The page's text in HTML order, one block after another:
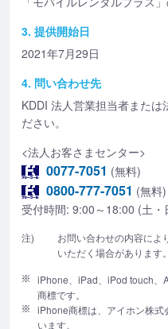
3. 提供開始日
2021年7月29日
4. 問い合わせ先
KDDI 法人営業担当者または
ださい。
<法人お客さまセンター>
0077-7051 (無料)
0800-777-7051 (無料)
受付時間: 9:00～18:00 (土
注)
お問い合わせの内容によ
いただく場合があります。
iPhone、iPad、iPod touch、
商標です。
iPhone商標は、アイホン株式
います。